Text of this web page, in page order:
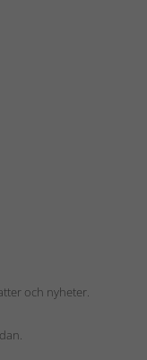
och nyheter.